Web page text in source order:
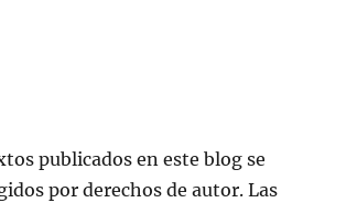
publicados en este blog se
por derechos de autor. Las